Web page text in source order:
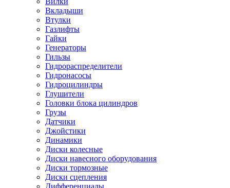
Вкладыши
Втулки
Газлифты
Гайки
Генераторы
Гильзы
Гидрораспределители
Гидронасосы
Гидроцилиндры
Глушители
Головки блока цилиндров
Грузы
Датчики
Джойстики
Динамики
Диски колесные
Диски навесного оборудования
Диски тормозные
Диски сцепления
Дифференциалы